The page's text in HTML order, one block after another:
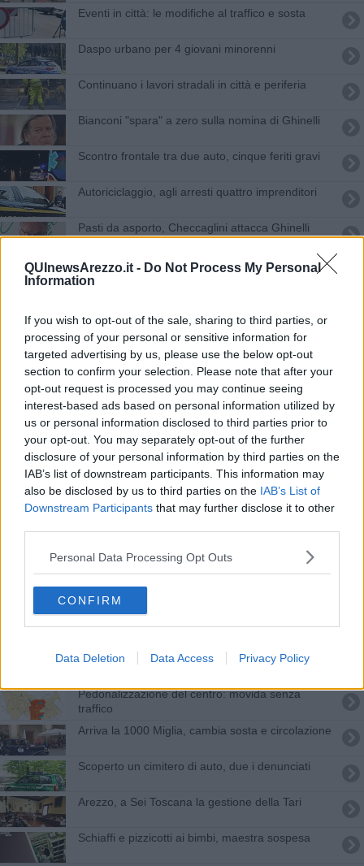
QUInewsArezzo.it - Do Not Process My Personal
Information
If you wish to opt-out of the sale, sharing to third parties, or
processing of your personal or sensitive information for
targeted advertising by us, please use the below opt-out
section to confirm your selection. Please note that after your
opt-out request is processed you may continue seeing
interest-based ads based on personal information utilized by
us or personal information disclosed to third parties prior to
your opt-out. You may separately opt-out of the further
disclosure of your personal information by third parties on the
IAB’s list of downstream participants. This information may
also be disclosed by us to third parties on the IAB’s List of
Downstream Participants that may further disclose it to other
Personal Data Processing Opt Outs
CONFIRM
Data Deletion Data Access Privacy Policy
Eventi in città: le modifiche al traffico e sosta
Daspo urbano per 4 giovani minorenni
Continuano i lavori stradali in città e periferia
Bianconi "spara" a zero sulla nomina di Ghinelli
Scontro frontale tra due auto, cinque feriti gravi
Autoriciclaggio, agli arresti quattro imprenditori
Pasti da asporto, Checcaglini attacca Ghinelli
Lavori per rotatoria, chiuso un tratto di strada
Nuovi allacciamenti, lavori in via Trento Trieste
Ex circoscrizione Ceciliano concessa per 6 mesi
"Tre anni per l'Hospice, non è ammissibile"
Giostra, il sindaco detta le regole per domenica
Città del Natale, cambia il traffico fino a Santo
Stefano
Violenza sessuale nella baracca, pesante
condanna
Torna la tradizione con la Fiera del mestolo
Grosso masso minaccia di cadere, strada chiusa
Ospedale, parte il cantiere dell’edificio ‘volano’
Pedonalizzazione del centro: movida senza
traffico
Arriva la 1000 Miglia, cambia sosta e circolazione
Scoperto un cimitero di auto, due i denunciati
Arezzo, a Sei Toscana la gestione della Tari
Schiaffi e pizzicotti ai bimbi, maestra sospesa